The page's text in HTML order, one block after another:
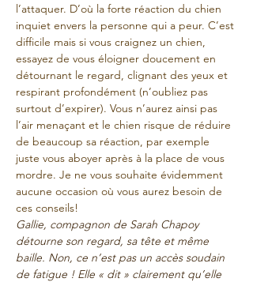
l’attaquer. D’où la forte réaction du chien
inquiet envers la personne qui a peur. C’est
difficile mais si vous craignez un chien,
essayez de vous éloigner doucement en
détournant le regard, clignant des yeux et
respirant profondément (n’oubliez pas
surtout d’expirer). Vous n’aurez ainsi pas
l’air menaçant et le chien risque de réduire
de beaucoup sa réaction, par exemple
juste vous aboyer après à la place de vous
mordre. Je ne vous souhaite évidemment
aucune occasion où vous aurez besoin de
ces conseils!
Gallie, compagnon de Sarah Chapoy
détourne son regard, sa tête et même
baille. Non, ce n’est pas un accès soudain
de fatigue ! Elle « dit » clairement qu’elle